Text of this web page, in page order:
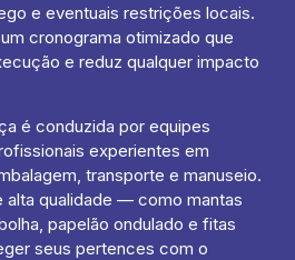
e eventuais restrições locais.
cronograma otimizado que
e reduz qualquer impacto
é conduzida por equipes
experientes em
transporte e manuseio.
alta qualidade — como mantas
papelão ondulado e fitas
seus pertences com o